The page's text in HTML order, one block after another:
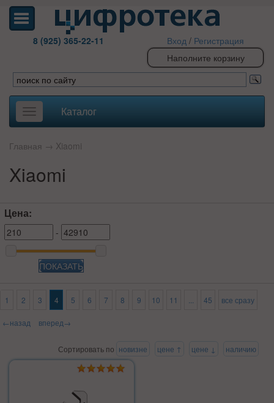
8 (925) 365-22-11 Вход / Регистрация
Наполните корзину
Toggle
navigation
Каталог
Главная → Xiaomi
Xiaomi
Цена:
-
ПОКАЗАТЬ
1 2 3 4 5 6 7 8 9 10 11 45 все сразу
←назад вперед→
Сортировать по новизне цене ↑ цене ↓ наличию